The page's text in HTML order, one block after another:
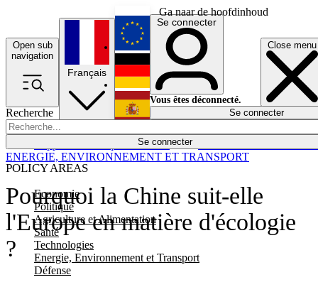
Ga naar de hoofdinhoud
Open sub
navigation
Close menu
Recherche
Se connecter
POLICY AREAS
Economie
Politique
Agriculture et Alimentation
Santé
Technologies
Energie, Environnement et Transport
Défense
Économie
Français
English
Deutsch
Español
Se connecter
Vous êtes déconnecté.
Se connecter
Pourquoi la Chine suit-elle
l'Europe en matière d'écologie
?
ENERGIE, ENVIRONNEMENT ET TRANSPORT